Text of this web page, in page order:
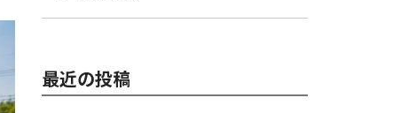
最近の投稿